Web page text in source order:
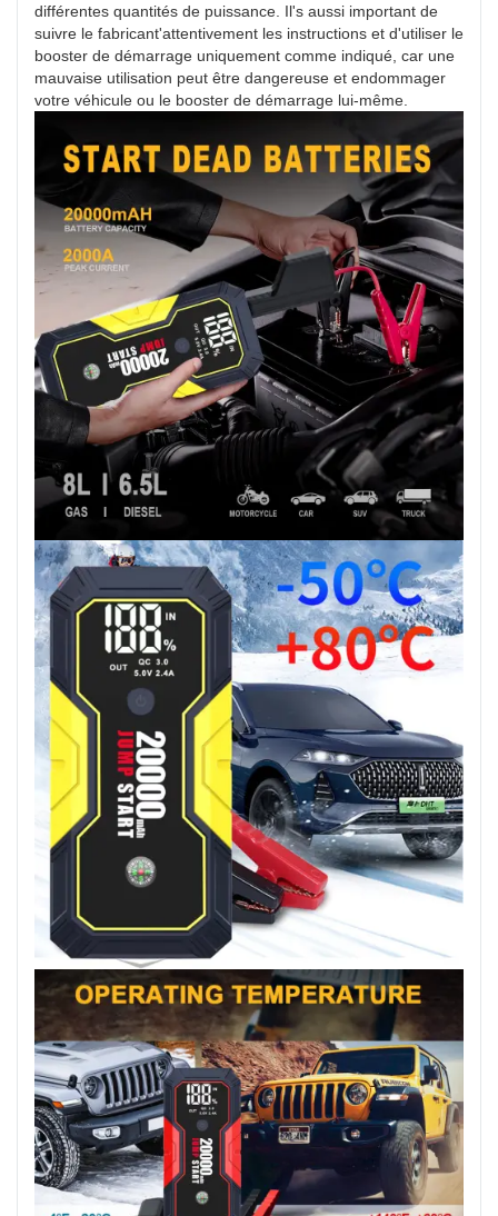
différentes quantités de puissance. Il's aussi important de
suivre le fabricant'attentivement les instructions et d'utiliser le
booster de démarrage uniquement comme indiqué, car une
mauvaise utilisation peut être dangereuse et endommager
votre véhicule ou le booster de démarrage lui-même.